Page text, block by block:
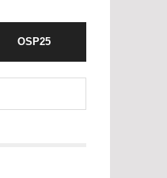
OSP25